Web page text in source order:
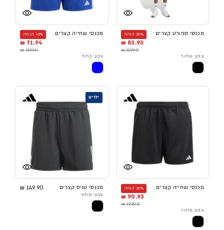
מכנסי ספורט קצרים 30% הנחה
83.93 ₪
119.90 ₪
צבע: שחור
מכנסי שחייה קצרים 40% הנחה
71.94 ₪
119.90 ₪
צבע: כחול
מכנסי שחייה קצרים 30% הנחה
90.93 ₪
129.90 ₪
צבע: שחור
ילדים
מכנסי טניס קצרים 149.90 ₪
צבע: שחור